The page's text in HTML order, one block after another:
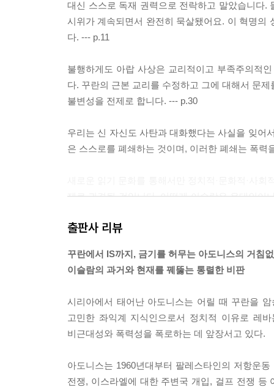
대신 스스로 독재 권력으로 전락하고 말았습니다.
시위가 계속되면서 완전히 묵살됐어요. 이 혁명의
다. --- p.11
불행하게도 아랍 사상은 교리적이고 부족주의적
다. 꾸란의 근본 교리를 수정하고 그에 대해서 문
불변성을 전제로 합니다. --- p.30
우리는 신 자신도 사탄과 대화했다는 사실을 잊어
은 스스로를 폐쇄하는 것이며, 이러한 폐쇄는 폭력
제로 귀결될 것입니다. 어떻게 이슬람은 유대인이
관심이 없기 때문입니다. 서구는 아랍의 부유함
습니다. --- pp.149~150
제가 예술이나 신화에 관심을 가지는 것은 이들이
반대로 종교는 제가 이미 말했듯이 해답만을 제시
제가 처한 환경이며, 저의 공간입니다. 언어야말
출판사 리뷰
꾸란에서 IS까지, 금기를 허무는 아도니스의 거침
이슬람의 과거와 현재를 꿰뚫는 통렬한 비판
시리아에서 태어난 아도니스는 어릴 때 꾸란을
고민한 좌익계 지식인으로서 정치적 이유로 레
비근대성와 폭력성을 폭로하는 데 앞장서고 있다.
아도니스는 1960년대부터 팔레스타인의 저항운
전쟁, 이스라엘에 대한 주변국 개입, 걸프 전쟁 등